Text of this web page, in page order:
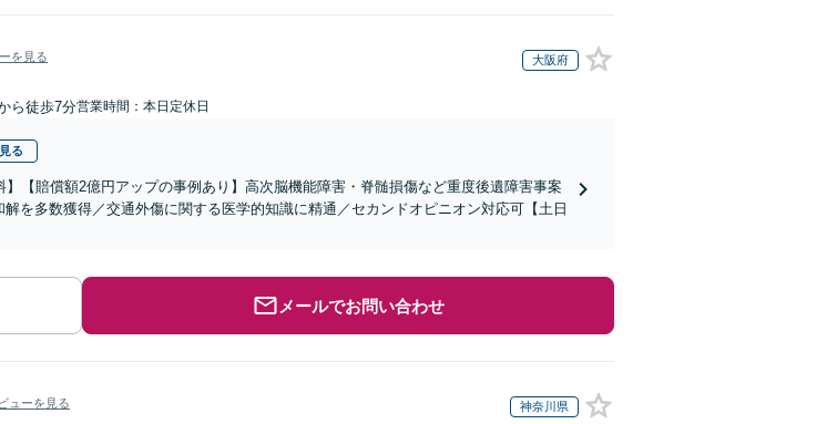
を見る 大阪府
ら徒歩7分営業時間：本日定休日
る
】【賠償額2億円アップの事例あり】高次脳機能障害・脊髄損傷など重度後遺障害事案
を多数獲得／交通外傷に関する医学的知識に精通／セカンドオピニオン対応可【土日
メールでお問い合わせ
ューを見る 神奈川県